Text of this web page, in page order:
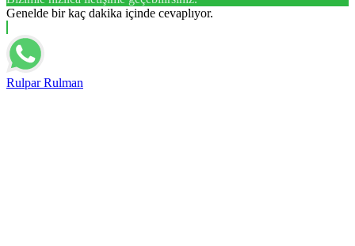
Genelde bir kaç dakika içinde cevaplıyor.
Rulpar Rulman